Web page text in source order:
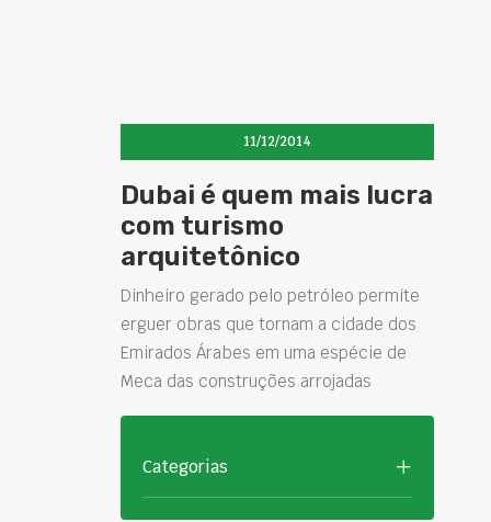
11/12/2014
Dubai é quem mais lucra
com turismo
arquitetônico
Dinheiro gerado pelo petróleo permite
erguer obras que tornam a cidade dos
Emirados Árabes em uma espécie de
Meca das construções arrojadas
Categorias